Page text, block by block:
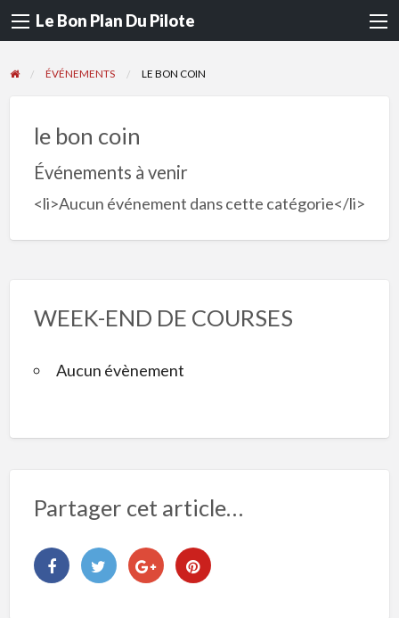
Le Bon Plan Du Pilote
ÉVÉNEMENTS LE BON COIN
le bon coin
Événements à venir
<li>Aucun événement dans cette catégorie</li>
WEEK-END DE COURSES
Aucun évènement
Partager cet article…